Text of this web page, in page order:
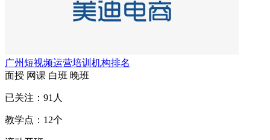
广州短视频运营培训机构排名
面授 网课 白班 晚班
已关注： 91 人
教学点： 12个